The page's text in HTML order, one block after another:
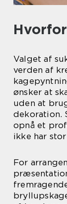
Valget af
verden af
ønsker at
uden at
dekoration.
opnå et
ikke har
For